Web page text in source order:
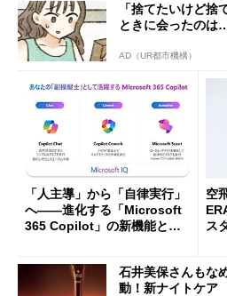
「捨てたいけど捨
ときに会ったのは
AD（UR都市機構）
「人主導」から「自律実行」
へ――進化する「Microsoft
365 Copilot」の新機能とエ
空
ス
石井美保さんもな
動！新ナイトケア